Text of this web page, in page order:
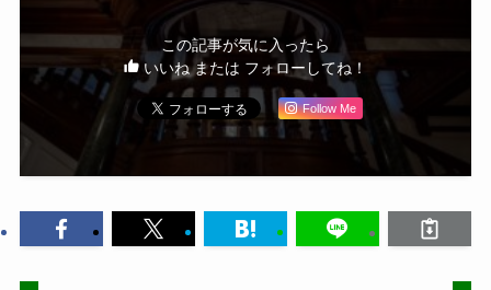
この記事が気に入ったら
いいね または フォローしてね！
Follow Me